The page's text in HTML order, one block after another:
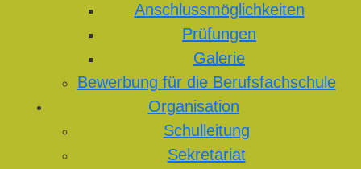
Anschlussmöglichkeiten
Prüfungen
Galerie
Bewerbung für die Berufsfachschule
Organisation
Schulleitung
Sekretariat